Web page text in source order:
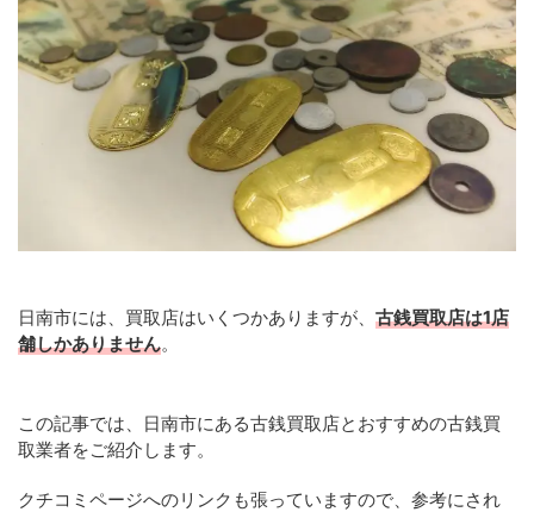
日南市には、買取店はいくつかありますが、 古銭買取店は1店
舗しかありません。
この記事では、日南市にある古銭買取店とおすすめの古銭買
取業者をご紹介します。
クチコミページへのリンクも張っていますので、参考にされ